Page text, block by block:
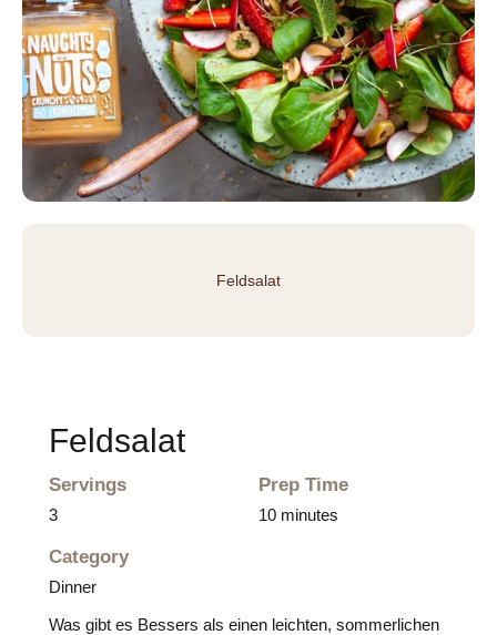
Feldsalat
Feldsalat
Servings
3
Prep Time
10 minutes
Category
Dinner
Was gibt es Bessers als einen leichten, sommerlichen